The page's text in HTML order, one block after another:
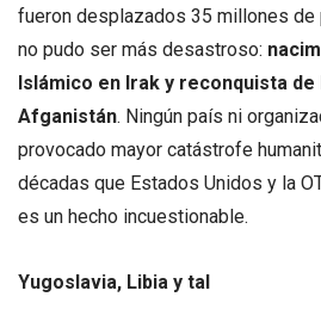
fueron desplazados 35 millones
no pudo ser más desastroso:
Islámico en Irak y reconquista
Afganistán. Ningún país ni
provocado mayor catástrofe
décadas que Estados Unidos y la
es un hecho incuestionable.
Yugoslavia, Libia y tal